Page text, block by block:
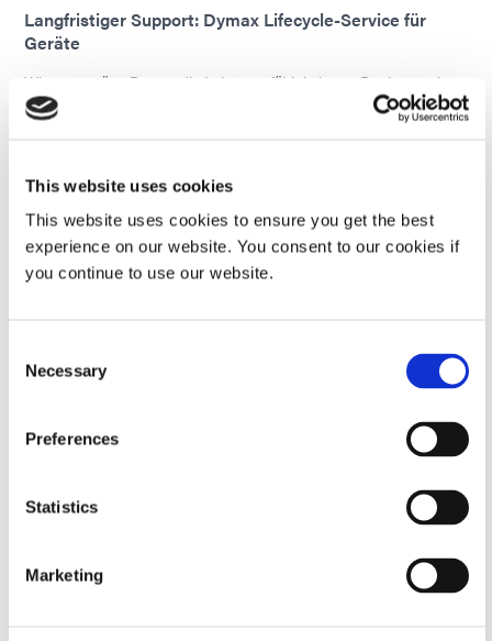
This website uses cookies
This website uses cookies to ensure you get the best
experience on our website. You consent to our cookies if
you continue to use our website.
Selection
Necessary
Preferences
Statistics
Marketing
Langfristiger Support: Dymax Lifecycle-Service für
Geräte
Wie unterstützt Dymax die Leistungsfähigkeit von Dosier- und
Lichthärtungsgeräten während des gesamten Fertigungszyklus?
Mehr als nur Produkte: Wie Dymax mit seiner
Anwendungstechnik wertvolle Unterstützung für
Hersteller bietet
JANUARY 22,2026
Dymax Lichthärtungsgeräte: Antworten auf häufig
DECEMBER 15,2025